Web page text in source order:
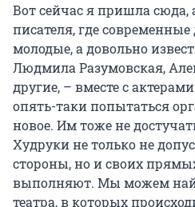
Вот сейчас я пришла
писателя, где
молодые, а довольно
Людмила Разумовская,
другие, – вместе с
опять-таки попытаться
новое. Им тоже не
Худруки не только не
стороны, но и своих
выполняют. Мы можем
театра, в которых